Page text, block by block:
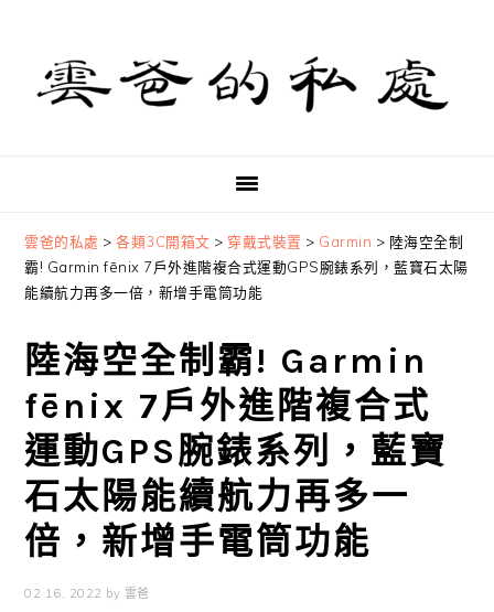
primary
navigation
content
primary
sidebar
雲爸的私處 >各類3C開箱文 > 穿戴式裝置 > Garmin > 陸海空全制
霸! Garmin fēnix 7戶外進階複合式運動GPS腕錶系列，藍寶石太陽
能續航力再多一倍，新增手電筒功能
陸海空全制霸! Garmin
fēnix 7戶外進階複合式
運動GPS腕錶系列，藍寶
石太陽能續航力再多一
倍，新增手電筒功能
02 16, 2022 by 雲爸